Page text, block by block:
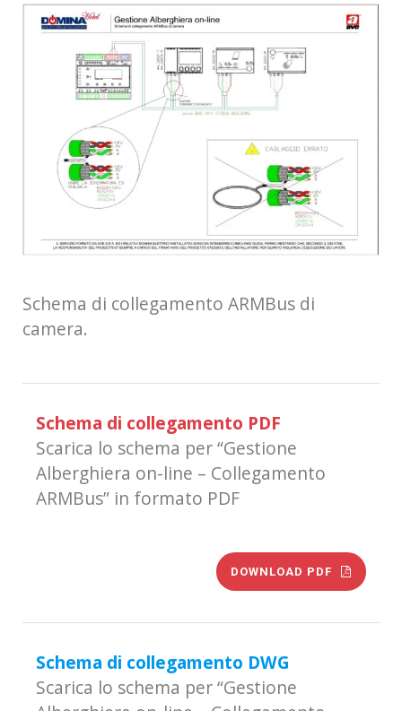
Schema di collegamento ARMBus di
camera.
Schema di collegamento PDF
Scarica lo schema per “Gestione
Alberghiera on-line – Collegamento
ARMBus” in formato PDF
DOWNLOAD PDF
Schema di collegamento DWG
Scarica lo schema per “Gestione